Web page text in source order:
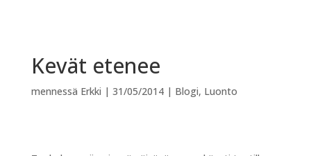
Kevät etenee
mennessä Erkki | 31/05/2014| Blogi, Luonto